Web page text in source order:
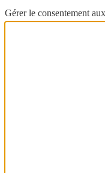
Gérer le consentement